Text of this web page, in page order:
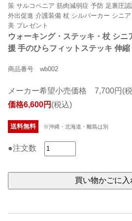
策 サルコペニア 筋肉減弱症 予防 足裏圧
外出促進 介護装備 杖 シルバーカー シニ
美 プレゼント
ウォーキング・ステッキ・杖 シニ
援 手のひらフィットステッキ 伸
商品番号 wb002
メーカー希望小売価格 7,700円(
価格6,600円 (税込)
送料無料 ※沖縄・北海道・離島は別
●注文数